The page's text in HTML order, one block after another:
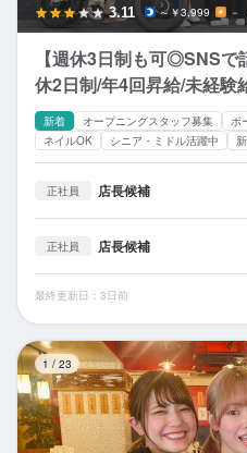
3.11 ～￥3,999 －
【週休3日制も可◎SNS
休2日制/年4回昇給/未経験
新着 オープニングスタッフ募集 ボ
ネイルOK
シニア・ミドル活躍中
正社員 店長候補
正社員 店長候補
最終更新日：3日前
1 / 23